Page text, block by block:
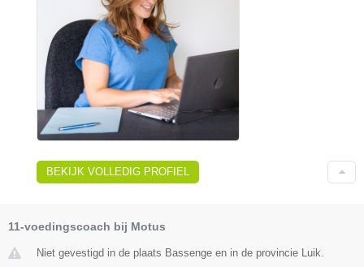
BEKIJK VOLLEDIG PROFIEL
11-voedingscoach bij Motus
Niet gevestigd in de plaats Bassenge en in de provincie Luik.